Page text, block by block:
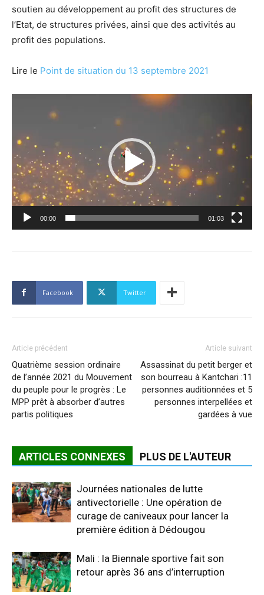
soutien au développement au profit des structures de
l’Etat, de structures privées, ainsi que des activités au
profit des populations.
Lire le Point de situation du 13 septembre 2021
Lecteur
00:00 01:03
Facebook Twitter
Article précédent
Quatrième session ordinaire
de l’année 2021 du Mouvement
du peuple pour le progrès : Le
MPP prêt à absorber d’autres
partis politiques
Article suivant
Assassinat du petit berger et
son bourreau à Kantchari :11
personnes auditionnées et 5
personnes interpellées et
gardées à vue
ARTICLES CONNEXES PLUS DE L'AUTEUR
Journées nationales de lutte
antivectorielle : Une opération de
curage de caniveaux pour lancer la
première édition à Dédougou
Mali : la Biennale sportive fait son
retour après 36 ans d’interruption